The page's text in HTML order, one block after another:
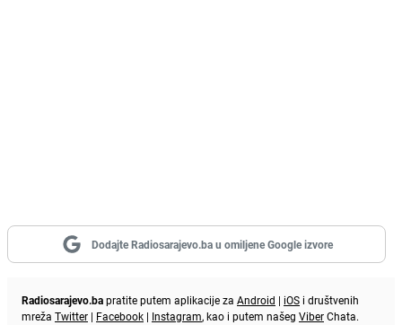
Dodajte Radiosarajevo.ba u omiljene Google izvore
Radiosarajevo.bapratite putem aplikacije za Android | iOS i društvenih
mreža Twitter | Facebook | Instagram, kao i putem našeg ViberChata.